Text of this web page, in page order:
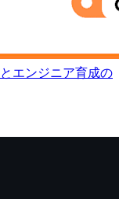
エンジニア育成の